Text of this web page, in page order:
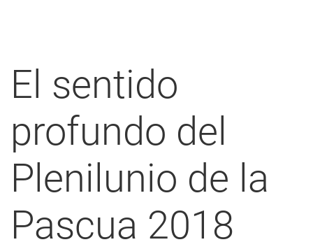
El sentido
profundo del
Plenilunio de la
Pascua 2018